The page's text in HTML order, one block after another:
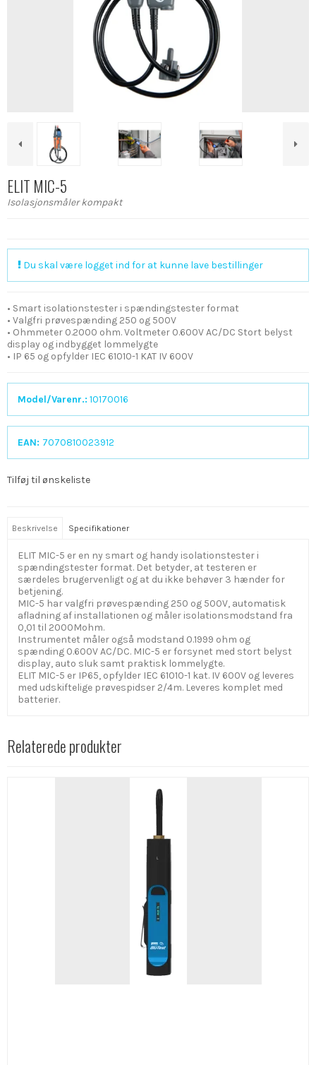
ELIT MIC-5
Isolasjonsmåler kompakt
Du skal være logget ind for at kunne lave bestillinger
• Smart isolationstester i spændingstester format
• Valgfri prøvespænding 250 og 500V
• Ohmmeter 0.2000 ohm. Voltmeter 0.600V AC/DC Stort belyst
display og indbygget lommelygte
• IP 65 og opfylder IEC 61010-1 KAT IV 600V
Model/Varenr.: 10170016
EAN: 7070810023912
Tilføj til ønskeliste
Beskrivelse Specifikationer
ELIT MIC-5 er en ny smart og handy isolationstester i
spændingstester format. Det betyder, at testeren er
særdeles brugervenligt og at du ikke behøver 3 hænder for
betjening.
MIC-5 har valgfri prøvespænding 250 og 500V, automatisk
afladning af installationen og måler isolationsmodstand fra
0,01 til 2000Mohm.
Instrumentet måler også modstand 0.1999 ohm og
spænding 0.600V AC/DC. MIC-5 er forsynet med stort belyst
display, auto sluk samt praktisk lommelygte.
ELIT MIC-5 er IP65, opfylder IEC 61010-1 kat. IV 600V og leveres
med udskiftelige prøvespidser 2/4m. Leveres komplet med
batterier.
Relaterede produkter